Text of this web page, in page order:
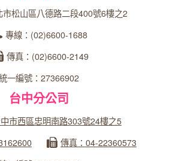
市松山區八德路二段400號6樓之2
專線：(02)6600-1688
傳真：(02)6600-2149
一編號：27366902
台中分公司
市西區忠明南路303號24樓之5
傳真：04-22360573